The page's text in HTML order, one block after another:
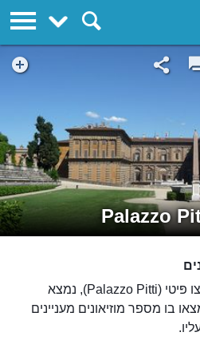
ארמון פיטי, באיטלקית פלאצו פּיטי (Palazzo Pitti), נמצא
בו מספר מוזיאונים מעניינים